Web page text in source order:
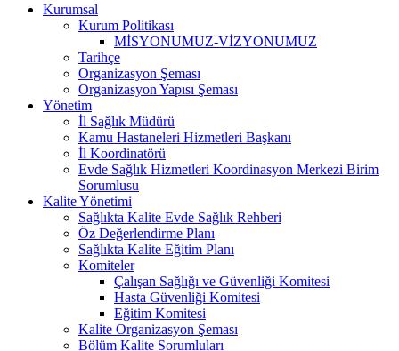
Kurumsal
Kurum Politikası
MİSYONUMUZ-VİZYONUMUZ
Tarihçe
Organizasyon Şeması
Organizasyon Yapısı Şeması
Yönetim
İl Sağlık Müdürü
Kamu Hastaneleri Hizmetleri Başkanı
İl Koordinatörü
Evde Sağlık Hizmetleri Koordinasyon Merkezi Birim
Sorumlusu
Kalite Yönetimi
Sağlıkta Kalite Evde Sağlık Rehberi
Öz Değerlendirme Planı
Sağlıkta Kalite Eğitim Planı
Komiteler
Çalışan Sağlığı ve Güvenliği Komitesi
Hasta Güvenliği Komitesi
Eğitim Komitesi
Kalite Organizasyon Şeması
Bölüm Kalite Sorumluları